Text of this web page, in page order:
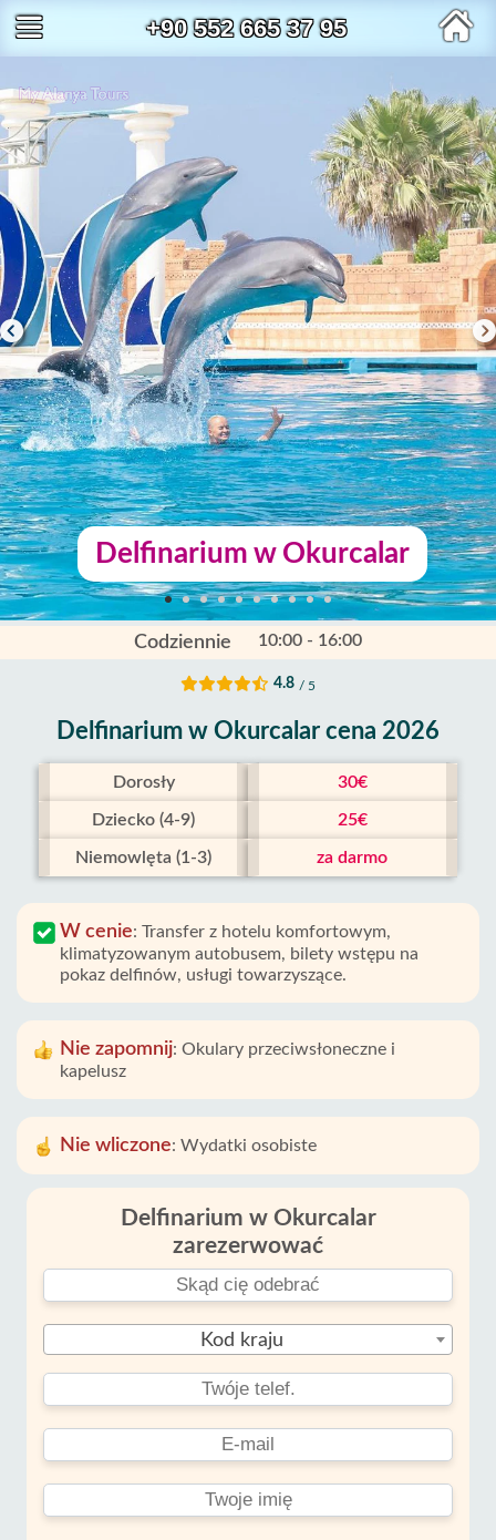
+90 552 665 37 95
Delfinarium w Okurcalar
Codziennie 10:00 - 16:00
4.8 / 5
Delfinarium w Okurcalar cena 2026
Dorosły 30€
Dziecko (4-9) 25€
Niemowlęta (1-3) za darmo
W cenie: Transfer z hotelu komfortowym,
klimatyzowanym autobusem, bilety wstępu na
pokaz delfinów, usługi towarzyszące.
Nie zapomnij: Okulary przeciwsłoneczne i
kapelusz
Nie wliczone: Wydatki osobiste
Delfinarium w Okurcalar
zarezerwować
Kod kraju